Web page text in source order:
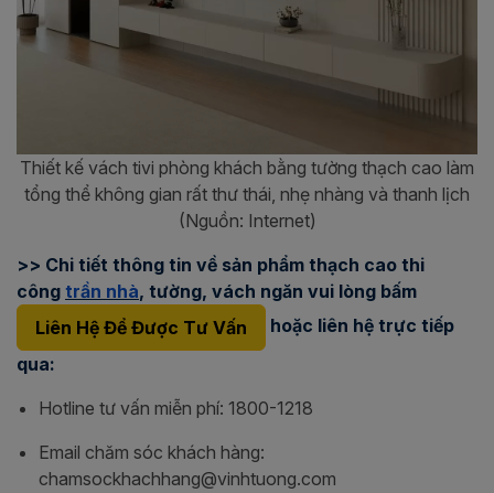
Thiết kế vách tivi phòng khách bằng tường thạch cao làm
tổng thể không gian rất thư thái, nhẹ nhàng và thanh lịch
(Nguồn: Internet)
>> Chi tiết thông tin về sản phẩm thạch cao thi
công trần nhà, tường, vách ngăn vui lòng bấm
Liên Hệ Để Được Tư Vấn
hoặc liên hệ trực tiếp
qua:
Hotline tư vấn miễn phí: 1800-1218
Email chăm sóc khách hàng:
chamsockhachhang@vinhtuong.com